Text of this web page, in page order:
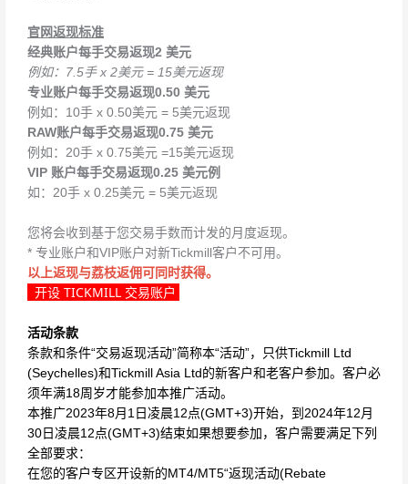
官网返现标准
经典账户每手交易返现2 美元
例如：7.5手 x 2美元 = 15美元返现
专业账户每手交易返现0.50 美元
例如：10手 x 0.50美元 = 5美元返现
RAW账户每手交易返现0.75 美元
例如：20手 x 0.75美元 =15美元返现
VIP 账户每手交易返现0.25 美元例
如：20手 x 0.25美元 = 5美元返现
您将会收到基于您交易手数而计发的月度返现。
* 专业账户和VIP账户对新Tickmill客户不可用。
以上返现与荔枝返佣可同时获得。
开设 TICKMILL 交易账户
活动条款
条款和条件“交易返现活动”简称本“活动”，只供Tickmill Ltd
(Seychelles)和Tickmill Asia Ltd的新客户和老客户参加。客户必
须年满18周岁才能参加本推广活动。
本推广2023年8月1日凌晨12点(GMT+3)开始，到2024年12月
30日凌晨12点(GMT+3)结束如果想要参加，客户需要满足下列
全部要求：
在您的客户专区开设新的MT4/MT5“返现活动(Rebate